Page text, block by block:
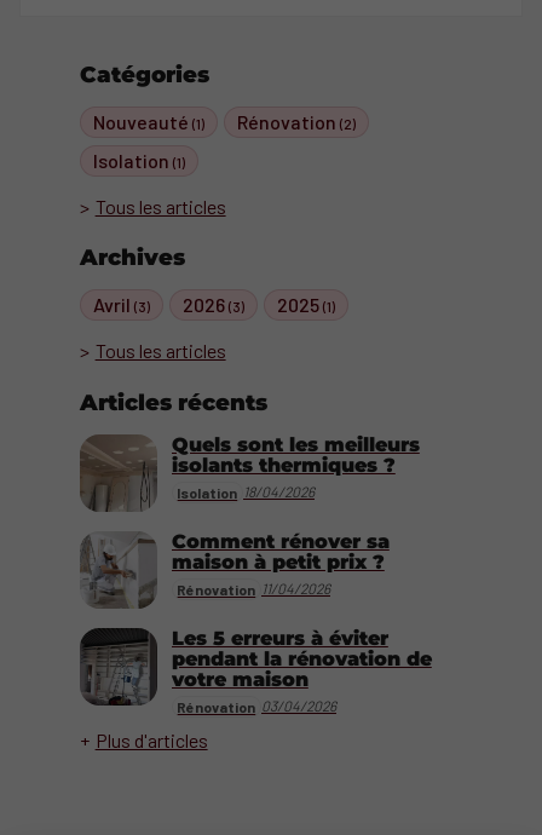
Catégories
Nouveauté (1) Rénovation(2)
Isolation (1)
Tous les articles
Archives
Avril (3) 2026(3) 2025(1)
Tous les articles
Articles récents
Isolation 18/04/2026
Quels sont les meilleurs
isolants thermiques ?
Rénovation 11/04/2026
Comment rénover sa
maison à petit prix ?
Rénovation 03/04/2026
Les 5 erreurs à éviter
pendant la rénovation de
votre maison
Plus d'articles